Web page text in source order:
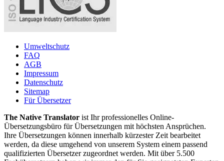
Umweltschutz
FAQ
AGB
Impressum
Datenschutz
Sitemap
Für Übersetzer
The Native Translator ist Ihr professionelles Online-
Übersetzungsbüro für Übersetzungen mit höchsten Ansprüchen.
Ihre Übersetzungen können innerhalb kürzester Zeit bearbeitet
werden, da diese umgehend von unserem System einem passend
qualifizierten Übersetzer zugeordnet werden. Mit über 5.500